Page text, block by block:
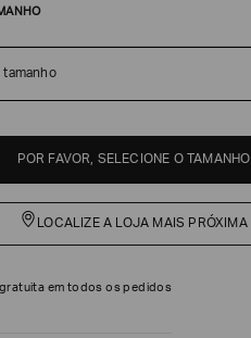
POR FAVOR, SELECIONE O TAMANHO
LOCALIZE A LOJA MAIS PRÓXIMA
em todos os pedidos